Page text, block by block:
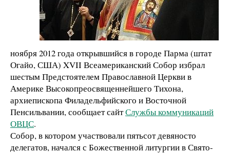
ноября 2012 года открывшийся в городе Парма (штат
Огайо, США) XVII Всеамериканский Собор избрал
шестым Предстоятелем Православной Церкви в
Америке Высокопреосвященнейшего Тихона,
архиепископа Филадельфийского и Восточной
Пенсильвании, сообщает сайтСлужбы коммуникаций
ОВЦС.
Собор, в котором участвовали пятьсот девяносто
делегатов, начался с Божественной литургии в Свято-